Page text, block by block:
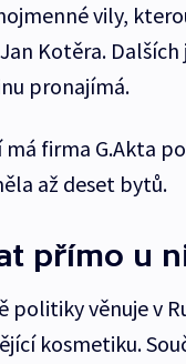
vily,
Kotěra.
pronajímá.
firma G.Akta
až deset bytů.
přímo u
politiky věnuje v
kosmetiku.